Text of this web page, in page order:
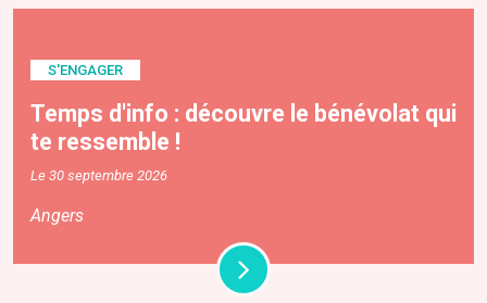
S'ENGAGER
Temps d'info : découvre le bénévolat qui
te ressemble !
Le 30 septembre 2026
Angers